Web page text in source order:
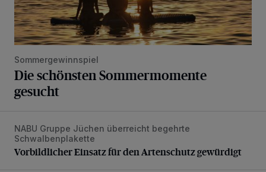
Sommergewinnspiel
Die schönsten Sommermomente
gesucht
Vorbildlicher Einsatz für den Artenschutz gewürdigt
NABU Gruppe Jüchen überreicht begehrte
Schwalbenplakette
Vorbildlicher Einsatz für den Artenschutz gewürdigt